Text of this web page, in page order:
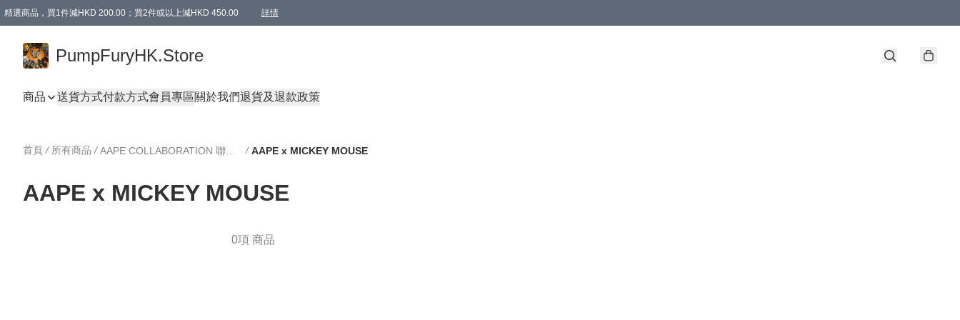
精選商品，買1件減HKD 200.00；買2件或以上減HKD 450.00 詳情
PumpFuryHK.Store
商品 送貨方式付款方式會員專區關於我們退貨及退款政策
首頁 / 所有商品 / / AAPE x MICKEY MOUSE
AAPE x MICKEY MOUSE
0項 商品